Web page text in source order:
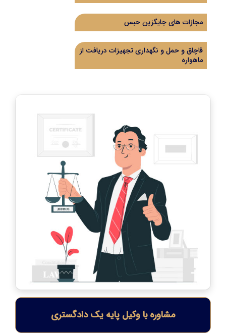
مجازات های جایگزین حبس
قاچاق و حمل و نگهداری تجهیزات دریافت از
ماهواره
مشاوره با وکیل پایه یک دادگستری